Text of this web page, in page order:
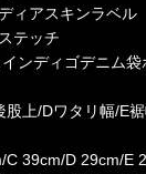
ィアスキンラベル
テッチ
ンディゴデニム袋
上/Dワタリ幅/E
39cm/D 29cm/E